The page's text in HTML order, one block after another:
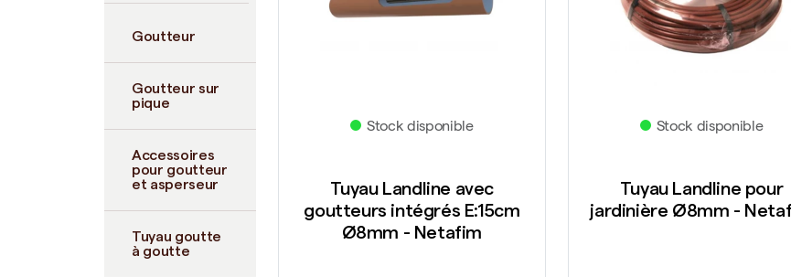
Goutteur
Goutteur sur
pique
Accessoires
pour goutteur
et asperseur
Tuyau goutte
à goutte
Stock disponible
Tuyau Landline avec
goutteurs intégrés E:15cm
Ø8mm - Netafim
Stock disponible
Tuyau Landline pour
jardinière Ø8mm -